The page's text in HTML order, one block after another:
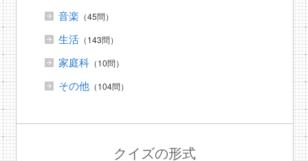
音楽 （45問）
生活（143問）
家庭科（10問）
その他（104問）
クイズの形式